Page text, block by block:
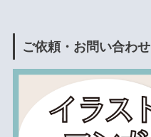
ご依頼・お問い合わせ